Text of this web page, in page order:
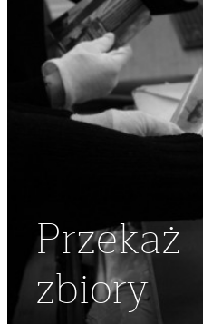
Przekaż
zbiory